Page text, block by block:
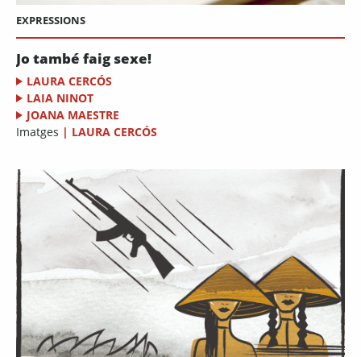
EXPRESSIONS
Jo també faig sexe!
LAURA CERCÓS
LAIA NINOT
JOANA MAESTRE
Imatges | LAURA CERCÓS